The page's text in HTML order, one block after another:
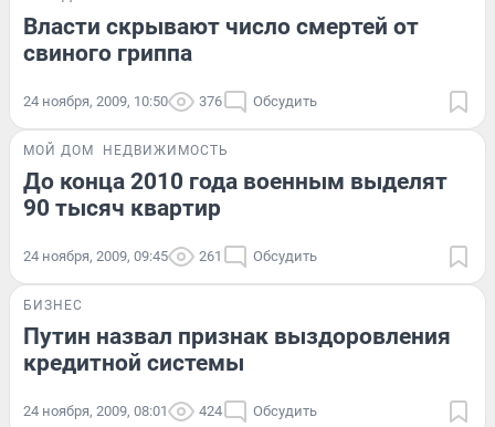
Власти скрывают число смертей от
свиного гриппа
24 ноября, 2009, 10:50 376 Обсудить
МОЙ ДОМ НЕДВИЖИМОСТЬ
До конца 2010 года военным выделят
90 тысяч квартир
24 ноября, 2009, 09:45 261 Обсудить
БИЗНЕС
Путин назвал признак выздоровления
кредитной системы
24 ноября, 2009, 08:01 424 Обсудить